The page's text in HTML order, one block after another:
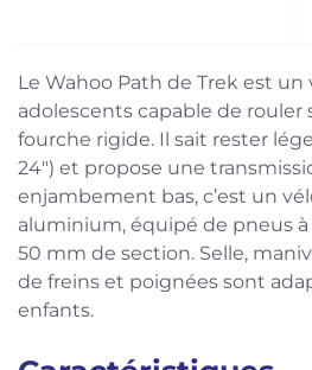
Le Wahoo Path de Trek est
adolescents capable de rouler
fourche rigide. Il sait rester
24″) et propose une
enjambement bas, c’est un
aluminium, équipé de pneus
50 mm de section. Selle,
de freins et poignées sont
enfants.